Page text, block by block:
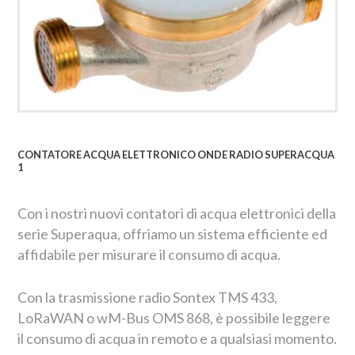
CONTATORE ACQUA ELETTRONICO ONDE RADIO SUPERACQUA
1
Con i nostri nuovi contatori di acqua elettronici della
serie Superaqua, offriamo un sistema efficiente ed
affidabile per misurare il consumo di acqua.
Con la trasmissione radio Sontex TMS 433,
LoRaWAN o wM-Bus OMS 868, è possibile leggere
il consumo di acqua in remoto e a qualsiasi momento.